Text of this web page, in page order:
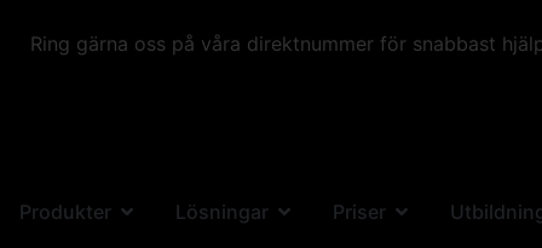
Ring gärna oss på våra direktnummer för snabbast
Produkter Lösningar Priser